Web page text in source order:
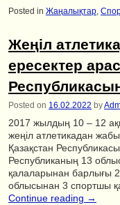
Posted in Жаңалықтар,
Жеңіл
ересектер
Posted on 16.02.2022 by
2017 жылдың 10 – 12
жеңіл атлетикадан
Қазақстан
Республиканың 13
қалаларынан барлығы
облысынан 3 спортшы
Continue reading →